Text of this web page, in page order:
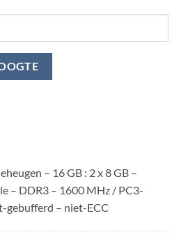
– 16 GB : 2 x 8 GB –
– DDR3 – 1600 MHz / PC3-
gebufferd – niet-ECC